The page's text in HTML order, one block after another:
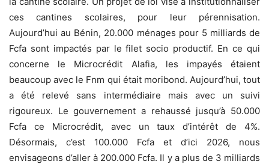
ces cantines scolaires, pour leur pérennisation.
Aujourd’hui au Bénin, 20.000 ménages pour 5 milliards de
Fcfa sont impactés par le filet socio productif. En ce qui
concerne le Microcrédit Alafia, les impayés étaient
beaucoup avec le Fnm qui était moribond. Aujourd’hui, tout
a été relevé sans intermédiaire mais avec un suivi
rigoureux. Le gouvernement a rehaussé jusqu’à 50.000
Fcfa ce Microcrédit, avec un taux d’intérêt de 4%.
Désormais, c’est 100.000 Fcfa et d’ici 2026, nous
envisageons d’aller à 200.000 Fcfa. Il y a plus de 3 milliards